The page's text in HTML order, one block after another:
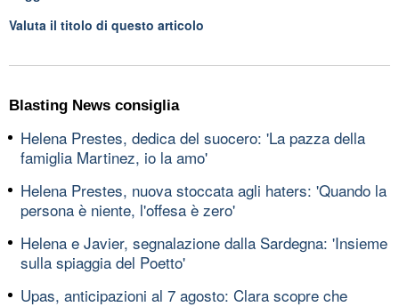
Valuta il titolo di questo articolo
Blasting News consiglia
Helena Prestes, dedica del suocero: 'La pazza della
famiglia Martinez, io la amo'
Helena Prestes, nuova stoccata agli haters: 'Quando la
persona è niente, l'offesa è zero'
Helena e Javier, segnalazione dalla Sardegna: 'Insieme
sulla spiaggia del Poetto'
Upas, anticipazioni al 7 agosto: Clara scopre che